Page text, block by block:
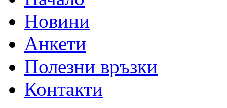
Новини
Анкети
Полезни връзки
Контакти